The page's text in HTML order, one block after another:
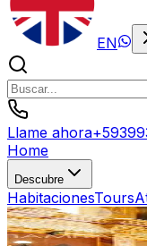
EN
Llame ahora+
Home
Descubre
HabitacionesTours